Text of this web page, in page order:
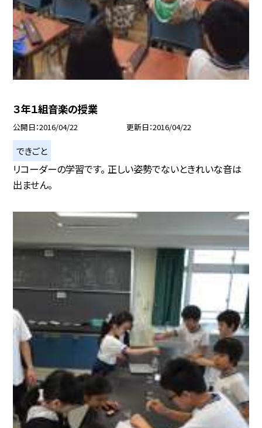
３年１組音楽の授業
公開日 2016/04/22 更新日 2016/04/22
できごと
リコーダーの学習です。 正しい姿勢でないときれいな音は
出ません。